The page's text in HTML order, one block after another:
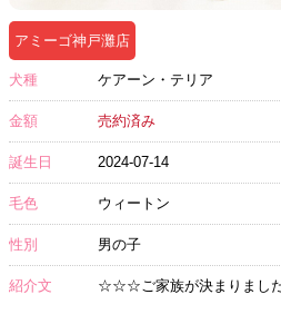
アミーゴ神戸灘店
犬種 ケアーン・テリア
金額 売約済み
誕生日 2024-07-14
毛色 ウィートン
性別 男の子
紹介文 ☆☆☆ご家族が決まりま